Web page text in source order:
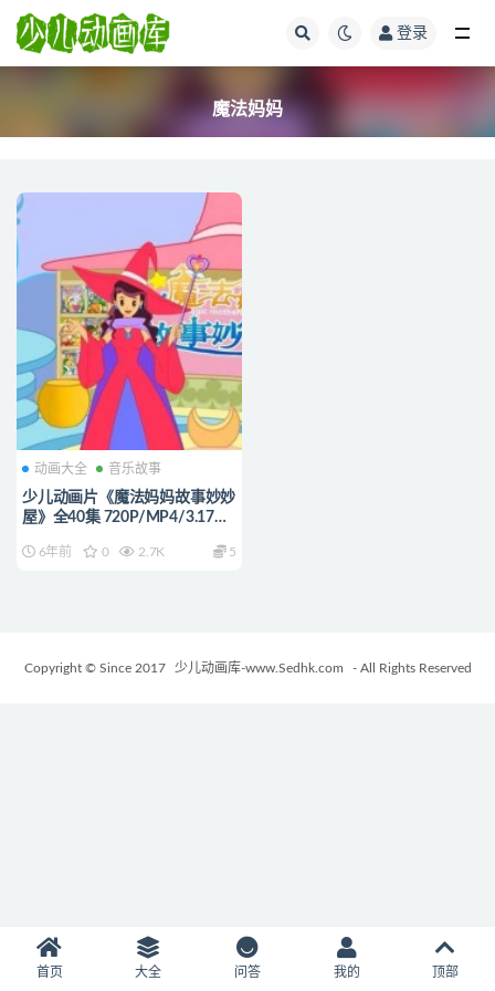
登录
魔法妈妈
动画大全 音乐故事
少儿动画片《魔法妈妈故事妙妙
屋》全40集 720P/MP4/3.17G
下载6年前 0 2.7K 5
Copyright © Since 2017 少儿动画库-www.Sedhk.com - All Rights Reserved
首页 大全 问答 我的 顶部